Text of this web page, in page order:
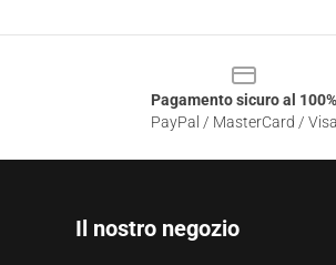
Pagamento sicuro al 100%
PayPal / MasterCard / Visa
Il nostro negozio